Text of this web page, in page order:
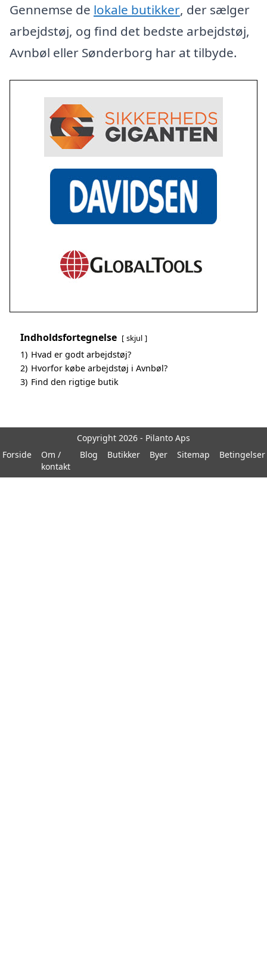
Gennemse de lokale butikker, der sælger
arbejdstøj, og find det bedste arbejdstøj,
Avnbøl eller Sønderborg har at tilbyde.
Indholdsfortegnelse skjul
1) Hvad er godt arbejdstøj?
2) Hvorfor købe arbejdstøj i Avnbøl?
3) Find den rigtige butik
Copyright 2026 - Pilanto Aps
Forside
Om /
kontakt
Blog Butikker Byer Sitemap Betingelser